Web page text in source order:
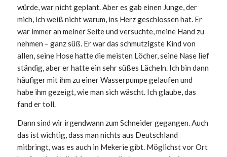
würde, war nicht geplant. Aber es gab einen Junge, der
mich, ich weiß nicht warum, ins Herz geschlossen hat. Er
war immer an meiner Seite und versuchte, meine Hand zu
nehmen – ganz süß. Er war das schmutzigste Kind von
allen, seine Hose hatte die meisten Löcher, seine Nase lief
ständig, aber er hatte ein sehr süßes Lächeln. Ich bin dann
häufiger mit ihm zu einer Wasserpumpe gelaufen und
habe ihm gezeigt, wie man sich wäscht. Ich glaube, das
fand er toll.
Dann sind wir irgendwann zum Schneider gegangen. Auch
das ist wichtig, dass man nichts aus Deutschland
mitbringt, was es auch in Mekerie gibt. Möglichst vor Ort